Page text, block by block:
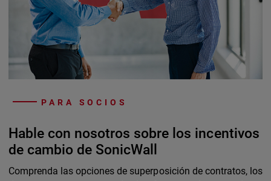
PARA SOCIOS
Hable con nosotros sobre los incentivos
de cambio de SonicWall
Comprenda las opciones de superposición de contratos, los